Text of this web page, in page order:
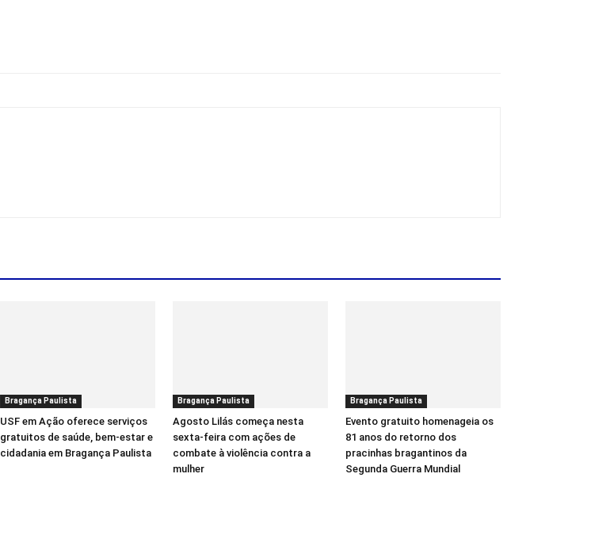
Bragança Paulista
USF em Ação oferece serviços
gratuitos de saúde, bem-estar e
cidadania em Bragança Paulista
Bragança Paulista
Agosto Lilás começa nesta
sexta-feira com ações de
combate à violência contra a
mulher
Bragança Paulista
Evento gratuito homenageia os
81 anos do retorno dos
pracinhas bragantinos da
Segunda Guerra Mundial